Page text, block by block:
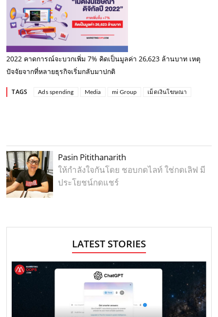
2022 คาดการณ์จะบวกเพิ่ม 7% คิดเป็นมูลค่า 26,623 ล้านบาท เหตุ
ปัจจัยจากที่หลายธุรกิจเริ่มกลับมาปกติ
TAGS Ads spending Media mi Group เม็ดเงินโฆษณา
Pasin Pitithanarith
ให้กำลังใจกันโดย ชอบกดไลท์ ใช่กดเลิฟ มี
ประโยชน์กดแชร์
LATEST STORIES